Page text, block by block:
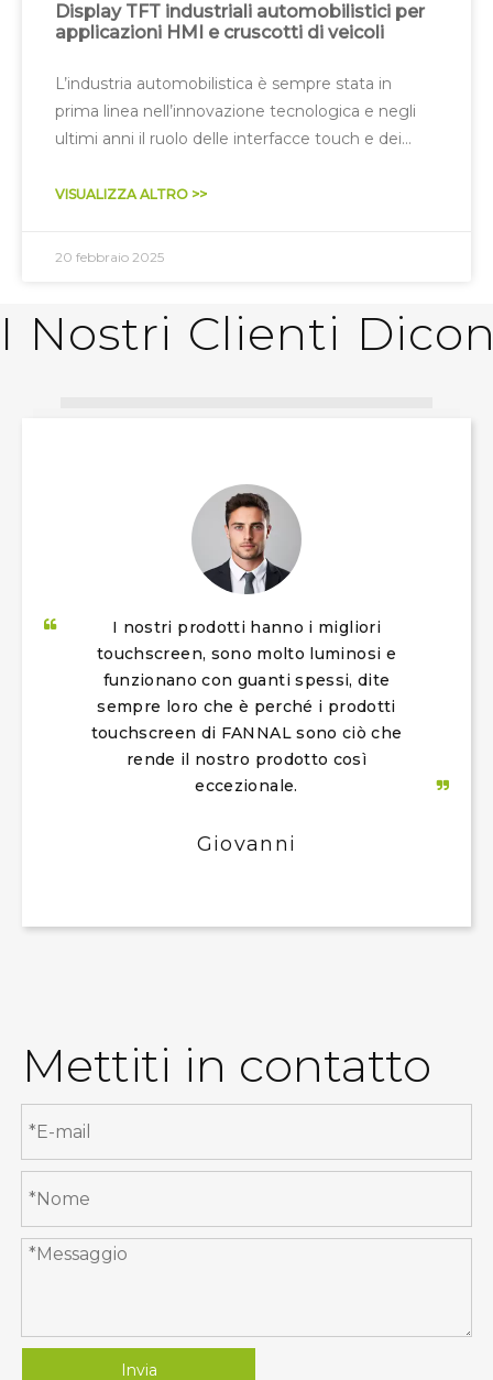
Display TFT industriali automobilistici per
applicazioni HMI e cruscotti di veicoli
L’industria automobilistica è sempre stata in
prima linea nell’innovazione tecnologica e negli
ultimi anni il ruolo delle interfacce touch e dei
notevolmente.
VISUALIZZA ALTRO >>
20 febbraio 2025
I Nostri Clienti
I nostri prodotti hanno i migliori
touchscreen, sono molto luminosi e
funzionano con guanti spessi, dite
sempre loro che è perché i prodotti
touchscreen di FANNAL sono ciò che
rende il nostro prodotto così
eccezionale.
Giovanni
Mettiti in contatto
Invia